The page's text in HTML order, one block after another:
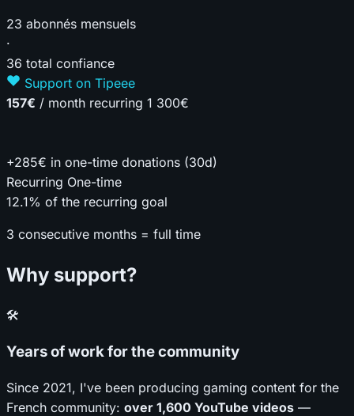
23 abonnés mensuels
·
36 total confiance
Support on Tipeee
157€ / month recurring 1 300€
+285€ in one-time donations (30d)
Recurring One-time
12.1% of the recurring goal
3 consecutive months = full time
Why support?
🛠️
Years of work for the community
Since 2021, I've been producing gaming content for the
French community: over 1,600 YouTube videos —